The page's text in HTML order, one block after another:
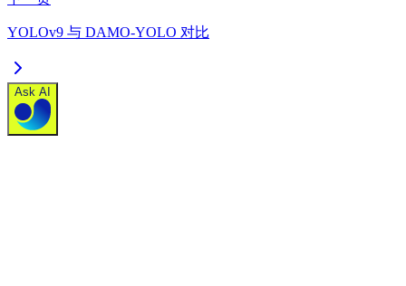
YOLOv9 与 DAMO-YOLO 对比
Ask AI